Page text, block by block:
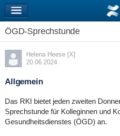
ÖGD-Sprechstunde
Helena Heese [X]
20.06.2024
Allgemein
Das RKI bietet jeden zweiten
Sprechstunde für Kolleginnen und
Gesundheitsdienstes (ÖGD) an.